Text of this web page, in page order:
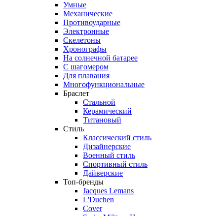
Умные
Механические
Противоударные
Электронные
Скелетоны
Хронографы
На солнечной батарее
С шагомером
Для плавания
Многофункциональные
Браслет
Стальной
Керамический
Титановый
Стиль
Классический стиль
Дизайнерские
Военный стиль
Спортивный стиль
Дайверские
Топ-бренды
Jacques Lemans
L'Duchen
Cover